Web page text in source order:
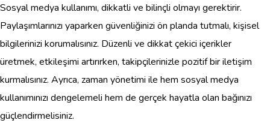
Sosyal medya kullanımı, dikkatli ve bilinçli olmayı gerektirir.
Paylaşımlarınızı yaparken güvenliğinizi ön planda tutmalı, kişisel
bilgilerinizi korumalısınız. Düzenli ve dikkat çekici içerikler
üretmek, etkileşimi artırırken, takipçilerinizle pozitif bir iletişim
kurmalısınız. Ayrıca, zaman yönetimi ile hem sosyal medya
kullanımınızı dengelemeli hem de gerçek hayatla olan bağınızı
güçlendirmelisiniz.